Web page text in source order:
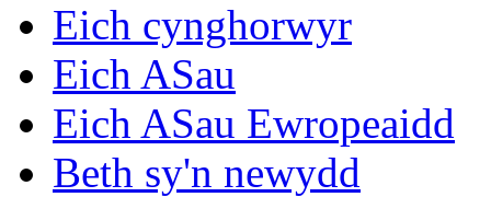
Eich cynghorwyr
Eich ASau
Eich ASau Ewropeaidd
Beth sy'n newydd